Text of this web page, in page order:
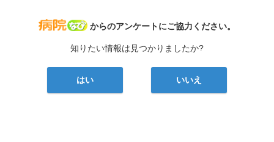
病院なび
からのアンケートにご協力ください。
知りたい情報は見つかりましたか?
はい いいえ